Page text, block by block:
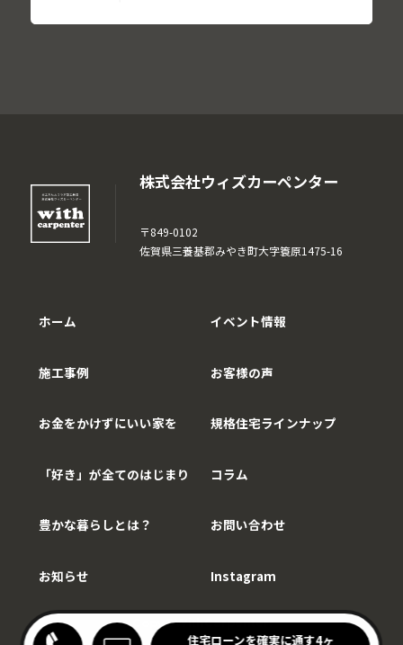
株式会社ウィズカーペンター
〒849-0102
佐賀県三養基郡みやき町大字簑原1475-16
ホーム
施工事例
お金をかけずにいい家を
「好き」が全てのはじまり
豊かな暮らしとは？
お知らせ
イベント情報
お客様の声
規格住宅ラインナップ
コラム
お問い合わせ
Instagram
Copy©WithCarpenter.
キッチンの家見学会 住宅ローンを確実に通す4ヶ